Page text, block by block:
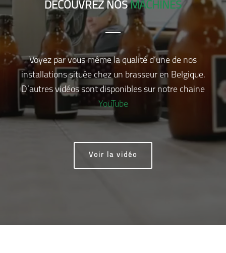
DÉCOUVREZ NOSMACHINES
Voyez par vous même la qualité d’une de nos
installations située chez un brasseur en Belgique.
D’autres vidéos sont disponibles sur notre chaine
YouTube
Voir la vidéo